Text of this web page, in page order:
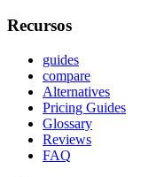
Recursos
guides
compare
Alternatives
Pricing Guides
Glossary
Reviews
FAQ